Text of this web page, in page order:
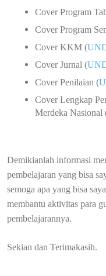
Cover Program
Cover Program
Cover KKM (
Cover Jurnal (
Cover Penilaian (
Cover Lengkap
Merdeka Nasional
Demikianlah informasi
pembelajaran yang bisa
semoga apa yang bisa
membantu aktivitas para
pembelajarannya.
Sekian dan Terimakasih.